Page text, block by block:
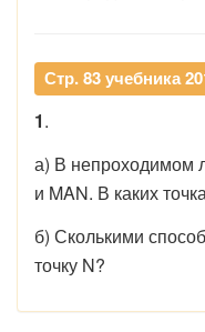
Стр. 83 учебника
1.
а) В непроходимом
и MAN. В каких
б) Сколькими
точку N?